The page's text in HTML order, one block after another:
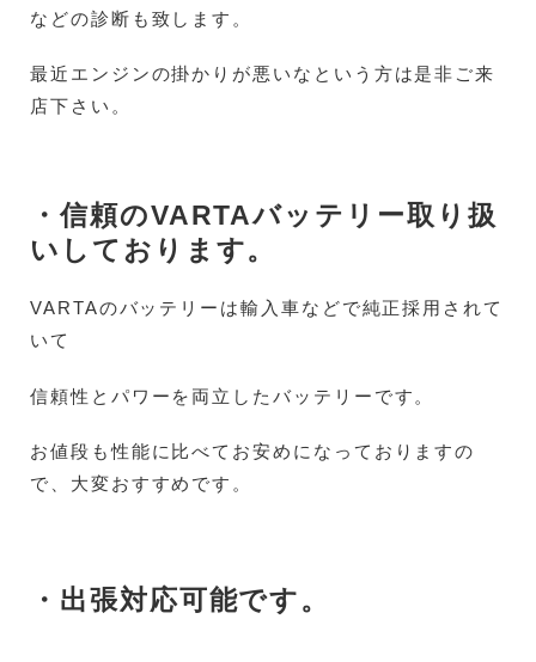
などの診断も致します。
最近エンジンの掛かりが悪いなという方は是非ご来
店下さい。
・信頼のVARTAバッテリー取り扱
いしております。
VARTAのバッテリーは輸入車などで純正採用されて
いて
信頼性とパワーを両立したバッテリーです。
お値段も性能に比べてお安めになっておりますの
で、大変おすすめです。
・出張対応可能です。